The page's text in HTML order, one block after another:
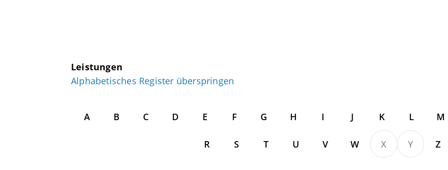
Leistungen
Alphabetisches Register überspringen
A B C D E F G H I J K L M
R S T U V W X Y Z